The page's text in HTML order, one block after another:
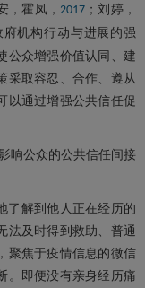
，霍凤， 2017 ；刘婷，
机构行动与进展的强
公众增强价值认同、建
采取容忍、合作、遵从
以通过增强公共信任促
响公众的公共信任间接
了解到他人正在经历的
法及时得到救助、普通
聚焦于疫情信息的微信
。即便没有亲身经历痛